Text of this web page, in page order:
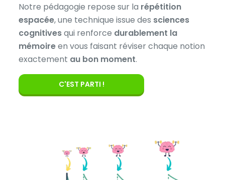
Notre pédagogie repose sur la répétition
espacée, une technique issue des sciences
cognitivesqui renforce durablement la
mémoireen vous faisant réviser chaque notion
exactement au bon moment.
C'EST PARTI !